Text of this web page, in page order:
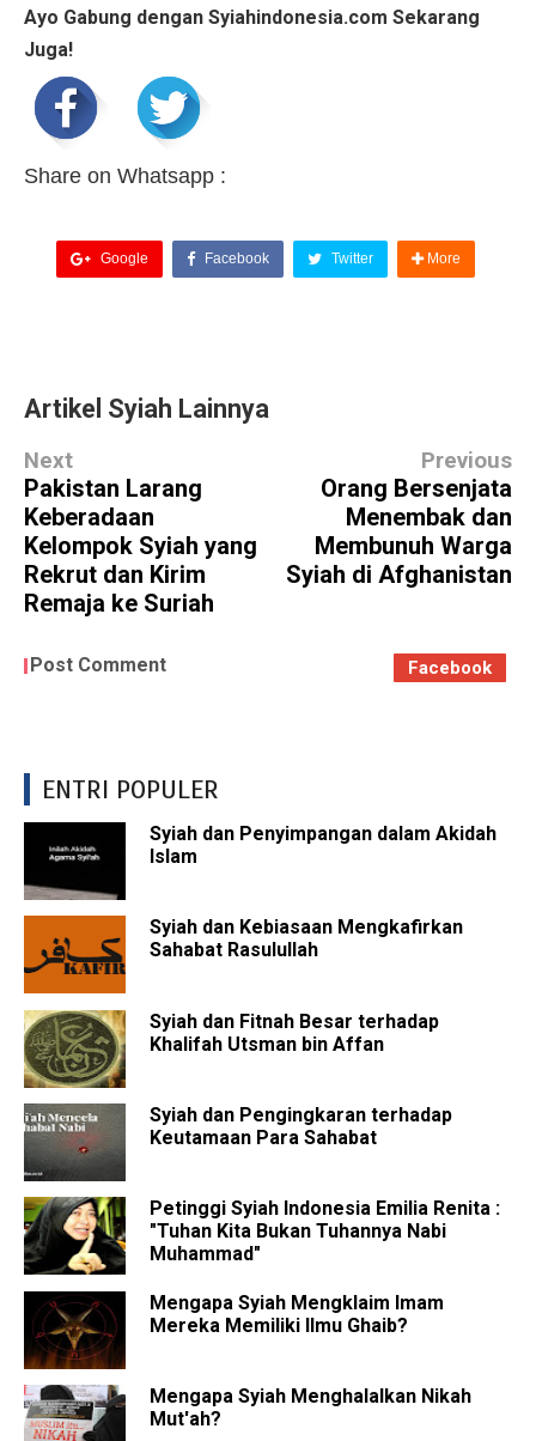
Ayo Gabung dengan Syiahindonesia.com Sekarang
Juga!
Share on Whatsapp :
Google Facebook Twitter More
Artikel Syiah Lainnya
Next
Pakistan Larang
Keberadaan
Kelompok Syiah yang
Rekrut dan Kirim
Remaja ke Suriah
Previous
Orang Bersenjata
Menembak dan
Membunuh Warga
Syiah di Afghanistan
Post Comment Facebook
ENTRI POPULER
Syiah dan Penyimpangan dalam Akidah
Islam
Syiah dan Kebiasaan Mengkafirkan
Sahabat Rasulullah
Syiah dan Fitnah Besar terhadap
Khalifah Utsman bin Affan
Syiah dan Pengingkaran terhadap
Keutamaan Para Sahabat
Petinggi Syiah Indonesia Emilia Renita :
"Tuhan Kita Bukan Tuhannya Nabi
Muhammad"
Mengapa Syiah Mengklaim Imam
Mereka Memiliki Ilmu Ghaib?
Mengapa Syiah Menghalalkan Nikah
Mut'ah?